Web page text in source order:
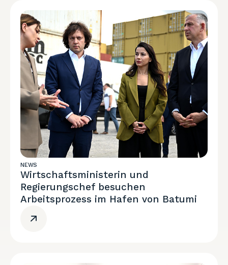
NEWS
Wirtschaftsministerin und
Regierungschef besuchen
Arbeitsprozess im Hafen von Batumi